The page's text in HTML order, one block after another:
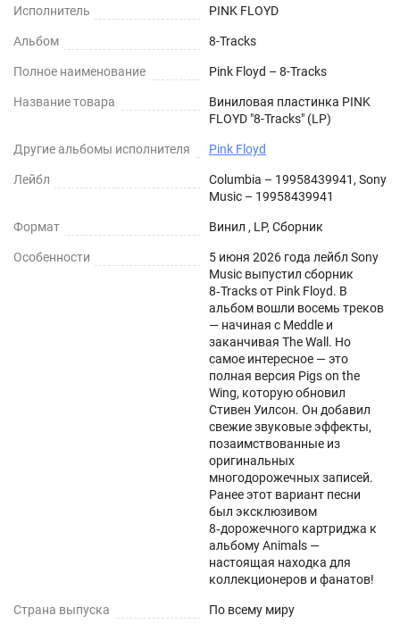
Исполнитель PINK FLOYD
Альбом 8-Tracks
Полное наименование Pink Floyd – 8-Tracks
Название товара
Виниловая пластинка PINK
FLOYD "8-Tracks" (LP)
Другие альбомы исполнителя Pink Floyd
Лейбл
Columbia – 19958439941, Sony
Music – 19958439941
Формат Винил , LP, Сборник
Особенности
5 июня 2026 года лейбл Sony
Music выпустил сборник
8‑Tracks от Pink Floyd. В
альбом вошли восемь треков
— начиная с Meddle и
заканчивая The Wall. Но
самое интересное — это
полная версия Pigs on the
Wing, которую обновил
Стивен Уилсон. Он добавил
свежие звуковые эффекты,
позаимствованные из
оригинальных
многодорожечных записей.
Ранее этот вариант песни
был эксклюзивом
8‑дорожечного картриджа к
альбому Animals —
настоящая находка для
коллекционеров и фанатов!
Страна выпуска По всему миру